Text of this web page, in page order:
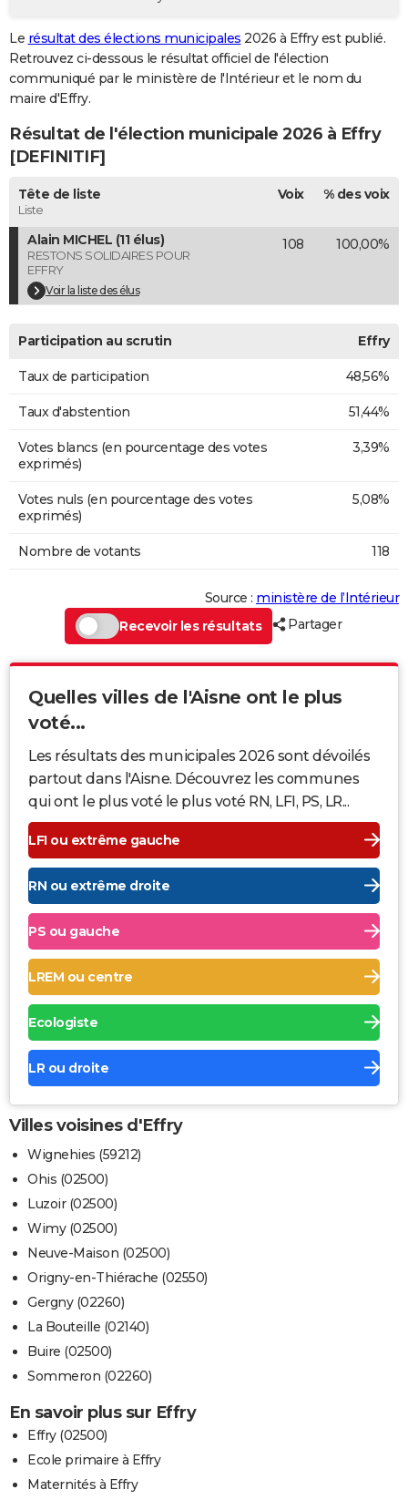
GUIDES D'ACHAT
BONS PLANS
CARTE DE VOEUX
Carte de Noël
Carte Bonne année
Carte Saint-Valentin
Carte Pâques
Carte d'anniversaire
DICTIONNAIRE
Dictionnaire
Biographies
Citations
Expressions
Proverbes
PROGRAMME TV
COPAINS D'AVANT
S'inscrire
Se connecter
Lycées
Collèges
Primaires
Universités
Entreprises
Service militaire
Avis de recherche
AVIS DE DÉCÈS
Bricolage
Lifestyle
Culture
Sport
Auto
Television
Voyage
Cinema
Le résultat des élections municipales 2026 à Effry est publié.
Retrouvez ci-dessous le résultat officiel de l'élection
communiqué par le ministère de l'Intérieur et le nom du
maire d'Effry.
Résultat de l'élection municipale 2026 à Effry
[DEFINITIF]
Tête de liste
Liste
Voix % des voix
Alain MICHEL (11 élus)
RESTONS SOLIDAIRES POUR
EFFRY
Voir la liste des élus
108 100,00%
Participation au scrutin Effry
Taux de participation 48,56%
Taux d'abstention 51,44%
Votes blancs (en pourcentage des votes
exprimés)
3,39%
Votes nuls (en pourcentage des votes
exprimés)
5,08%
Nombre de votants 118
Source : ministère de l’Intérieur
Recevoir les résultats
Partager
Quelles villes de l'Aisne ont le plus
voté...
Les résultats des municipales 2026 sont dévoilés
partout dans l'Aisne. Découvrez les communes
qui ont le plus voté le plus voté RN, LFI, PS, LR...
LFI ou extrême gauche
RN ou extrême droite
PS ou gauche
LREM ou centre
Ecologiste
LR ou droite
Villes voisines d'Effry
Wignehies (59212)
Ohis (02500)
Luzoir (02500)
Wimy (02500)
Neuve-Maison (02500)
Origny-en-Thiérache (02550)
Gergny (02260)
La Bouteille (02140)
Buire (02500)
Sommeron (02260)
En savoir plus sur Effry
Effry (02500)
Ecole primaire à Effry
Maternités à Effry